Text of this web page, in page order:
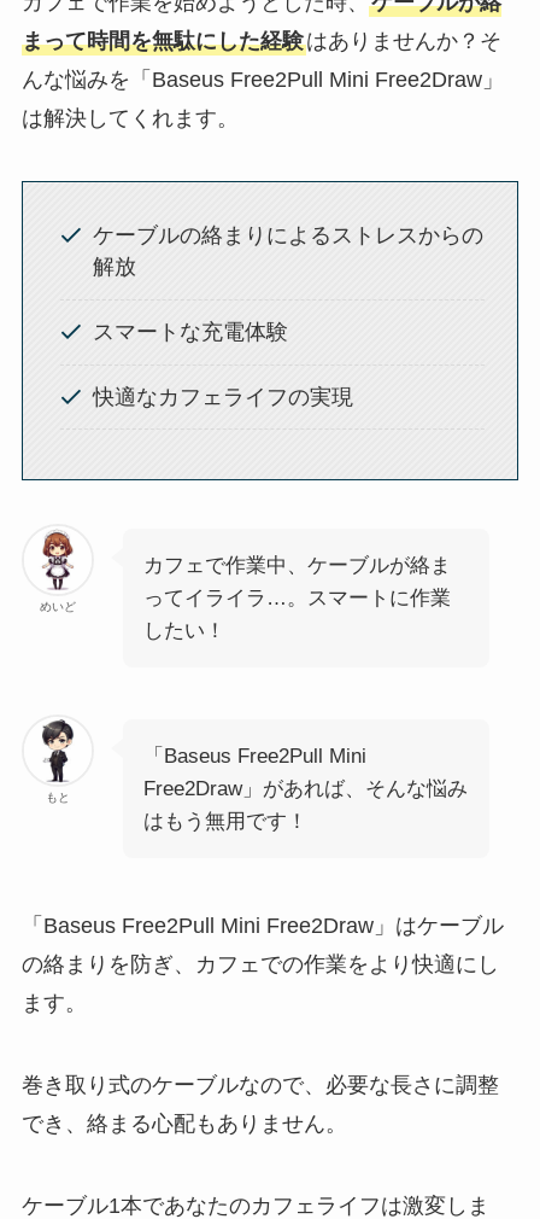
まって時間を無駄にした経験はありませんか？そ
んな悩みを「Baseus Free2Pull Mini Free2Draw」
は解決してくれます。
ケーブルの絡まりによるストレスからの
解放
スマートな充電体験
快適なカフェライフの実現
めいど
カフェで作業中、ケーブルが絡ま
ってイライラ…。スマートに作業
したい！
もと
「Baseus Free2Pull Mini
Free2Draw」があれば、そんな悩み
はもう無用です！
「Baseus Free2Pull Mini Free2Draw」はケーブル
の絡まりを防ぎ、カフェでの作業をより快適にし
ます。
巻き取り式のケーブルなので、必要な長さに調整
でき、絡まる心配もありません。
ケーブル1本であなたのカフェライフは激変しま